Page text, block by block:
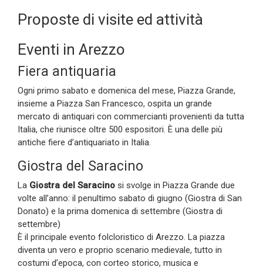
Proposte di visite ed attività
Eventi in Arezzo
Fiera antiquaria
Ogni primo sabato e domenica del mese, Piazza Grande,
insieme a Piazza San Francesco, ospita un grande
mercato di antiquari con commercianti provenienti da tutta
Italia, che riunisce oltre 500 espositori. È una delle più
antiche fiere d’antiquariato in Italia.
Giostra del Saracino
La Giostra del Saracino si svolge in Piazza Grande due
volte all’anno: il penultimo sabato di giugno (Giostra di San
Donato) e la prima domenica di settembre (Giostra di
settembre)
È il principale evento folcloristico di Arezzo. La piazza
diventa un vero e proprio scenario medievale, tutto in
costumi d’epoca, con corteo storico, musica e